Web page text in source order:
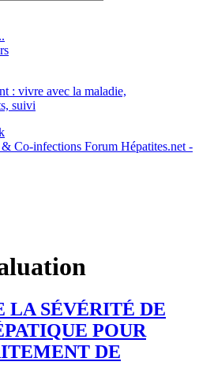
: vivre avec la maladie,
suivi
Forum Hépatites.net -
LA SÉVÉRITÉ DE
POUR
DE